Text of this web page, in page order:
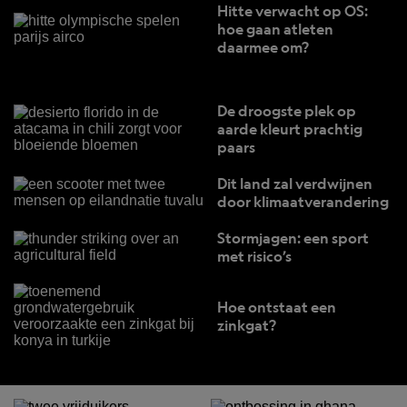
Hitte verwacht op OS:
hoe gaan atleten
daarmee om?
De droogste plek op
aarde kleurt prachtig
paars
Dit land zal verdwijnen
door klimaatverandering
Stormjagen: een sport
met risico’s
Hoe ontstaat een
zinkgat?